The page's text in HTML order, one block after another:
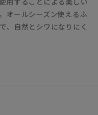
オールシーズン使えるふ
、自然とシワになりにく